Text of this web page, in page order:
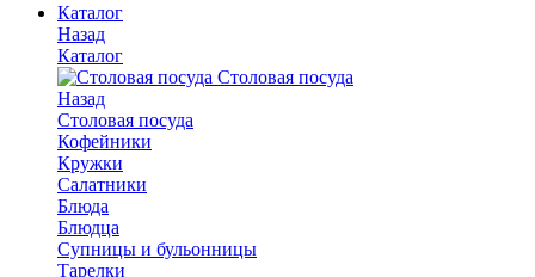
Каталог
Назад
Каталог
Столовая посуда
Назад
Столовая посуда
Кофейники
Кружки
Салатники
Блюда
Блюдца
Супницы и бульонницы
Тарелки